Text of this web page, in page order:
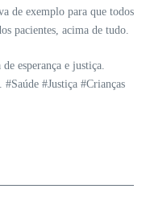
de exemplo para que todos
pacientes, acima de tudo.
esperança e justiça.
#Saúde #Justiça #Crianças